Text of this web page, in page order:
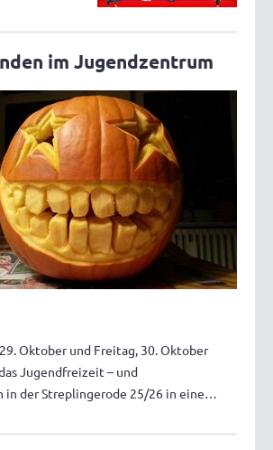
im Jugendzentrum
Oktober und Freitag, 30. Oktober
Jugendfreizeit – und
in der Streplingerode 25/26 in eine…